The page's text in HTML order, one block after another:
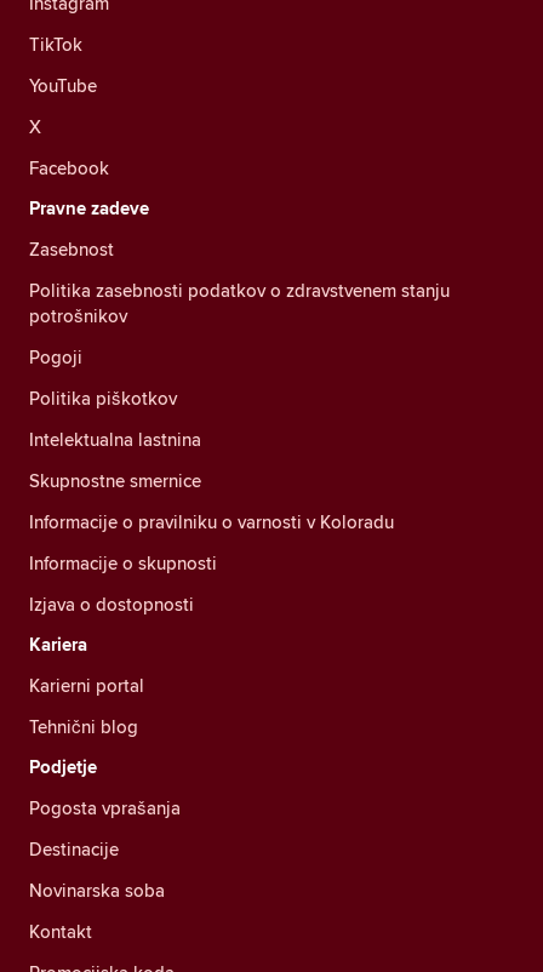
TikTok
YouTube
X
Facebook
Pravne zadeve
Zasebnost
Politika zasebnosti podatkov o zdravstvenem stanju
potrošnikov
Pogoji
Politika piškotkov
Intelektualna lastnina
Skupnostne smernice
Informacije o pravilniku o varnosti v Koloradu
Informacije o skupnosti
Izjava o dostopnosti
Kariera
Karierni portal
Tehnični blog
Podjetje
Pogosta vprašanja
Destinacije
Novinarska soba
Kontakt